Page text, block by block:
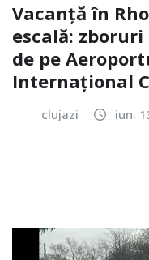
Vacanță în
escală:
de pe
Internațional
clujazi iun.